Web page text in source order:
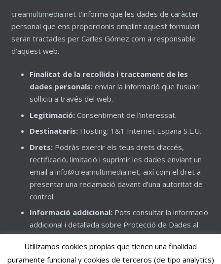
creamultimedia.nett’informa que les dades de caràcter
personal que ens proporcionis omplint aquest formulari
seran tractades per Carles Gómez com a responsable
d’aquest web.
Finalitat de la recollida i tractament de les
dades personals: enviar la informació que l’usuari
sol·liciti a través del web.
Legitimació: Consentiment de l’interessat.
Destinataris: Hosting: 1&1 Internet España S.L.U.
Drets: Podràs exercir els teus drets d’accés,
rectificació, limitació i suprimir les dades enviant un
email a info@creamultimedia.net, així com el dret a
presentar una reclamació davant d’una autoritat de
control.
Informació addicional: Pots consultar la informació
addicional i detallada sobre Protecció de Dades al
nostre webcreamultimedia.net, així com consultar la
nostra Política de Privacitat.
Utilizamos cookies propias que tienen una finalidad
puramente funcional y cookies de terceros (de tipo analytics)